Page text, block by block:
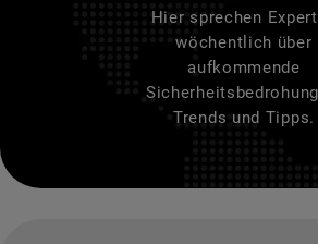
Hier sprechen
wöchentlich über
aufkommende
Trends und Tipps.